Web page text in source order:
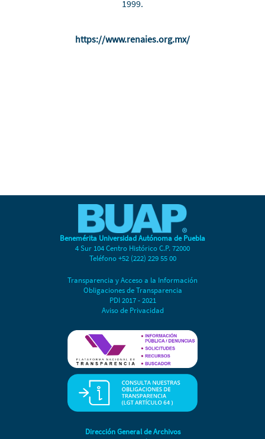
1999.
https://www.renaies.org.mx/
Benemérita Universidad Autónoma de Puebla
4 Sur 104 Centro Histórico C.P. 72000
Teléfono +52 (222) 229 55 00
Transparencia y Acceso a la Información
Obligaciones de Transparencia
PDI 2017 - 2021
Aviso de Privacidad
Dirección General de Archivos